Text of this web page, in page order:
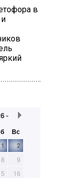
в
Вс
1
2
8
9
16